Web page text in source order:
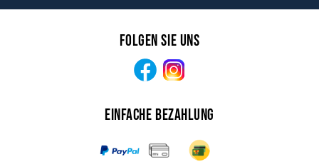
Folgen Sie uns
Facebook
Einfache Bezahlung